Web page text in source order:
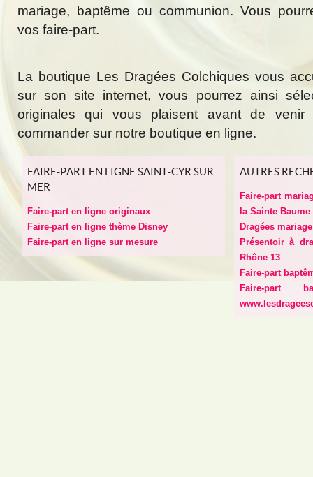
mariage, baptême ou communion. Vous
vos faire-part.
La boutique Les Dragées Colchiques vous
sur son site internet, vous pourrez ainsi
originales qui vous plaisent avant de
commander sur notre boutique en ligne.
FAIRE-PART EN LIGNE SAINT-CYR SUR
MER
Faire-part en ligne originaux
Faire-part en ligne thème Disney
Faire-part en ligne sur mesure
AUTRES
Faire-part
la Sainte Baume
Dragées
Présentoir à
Rhône 13
Faire-part
Faire-part